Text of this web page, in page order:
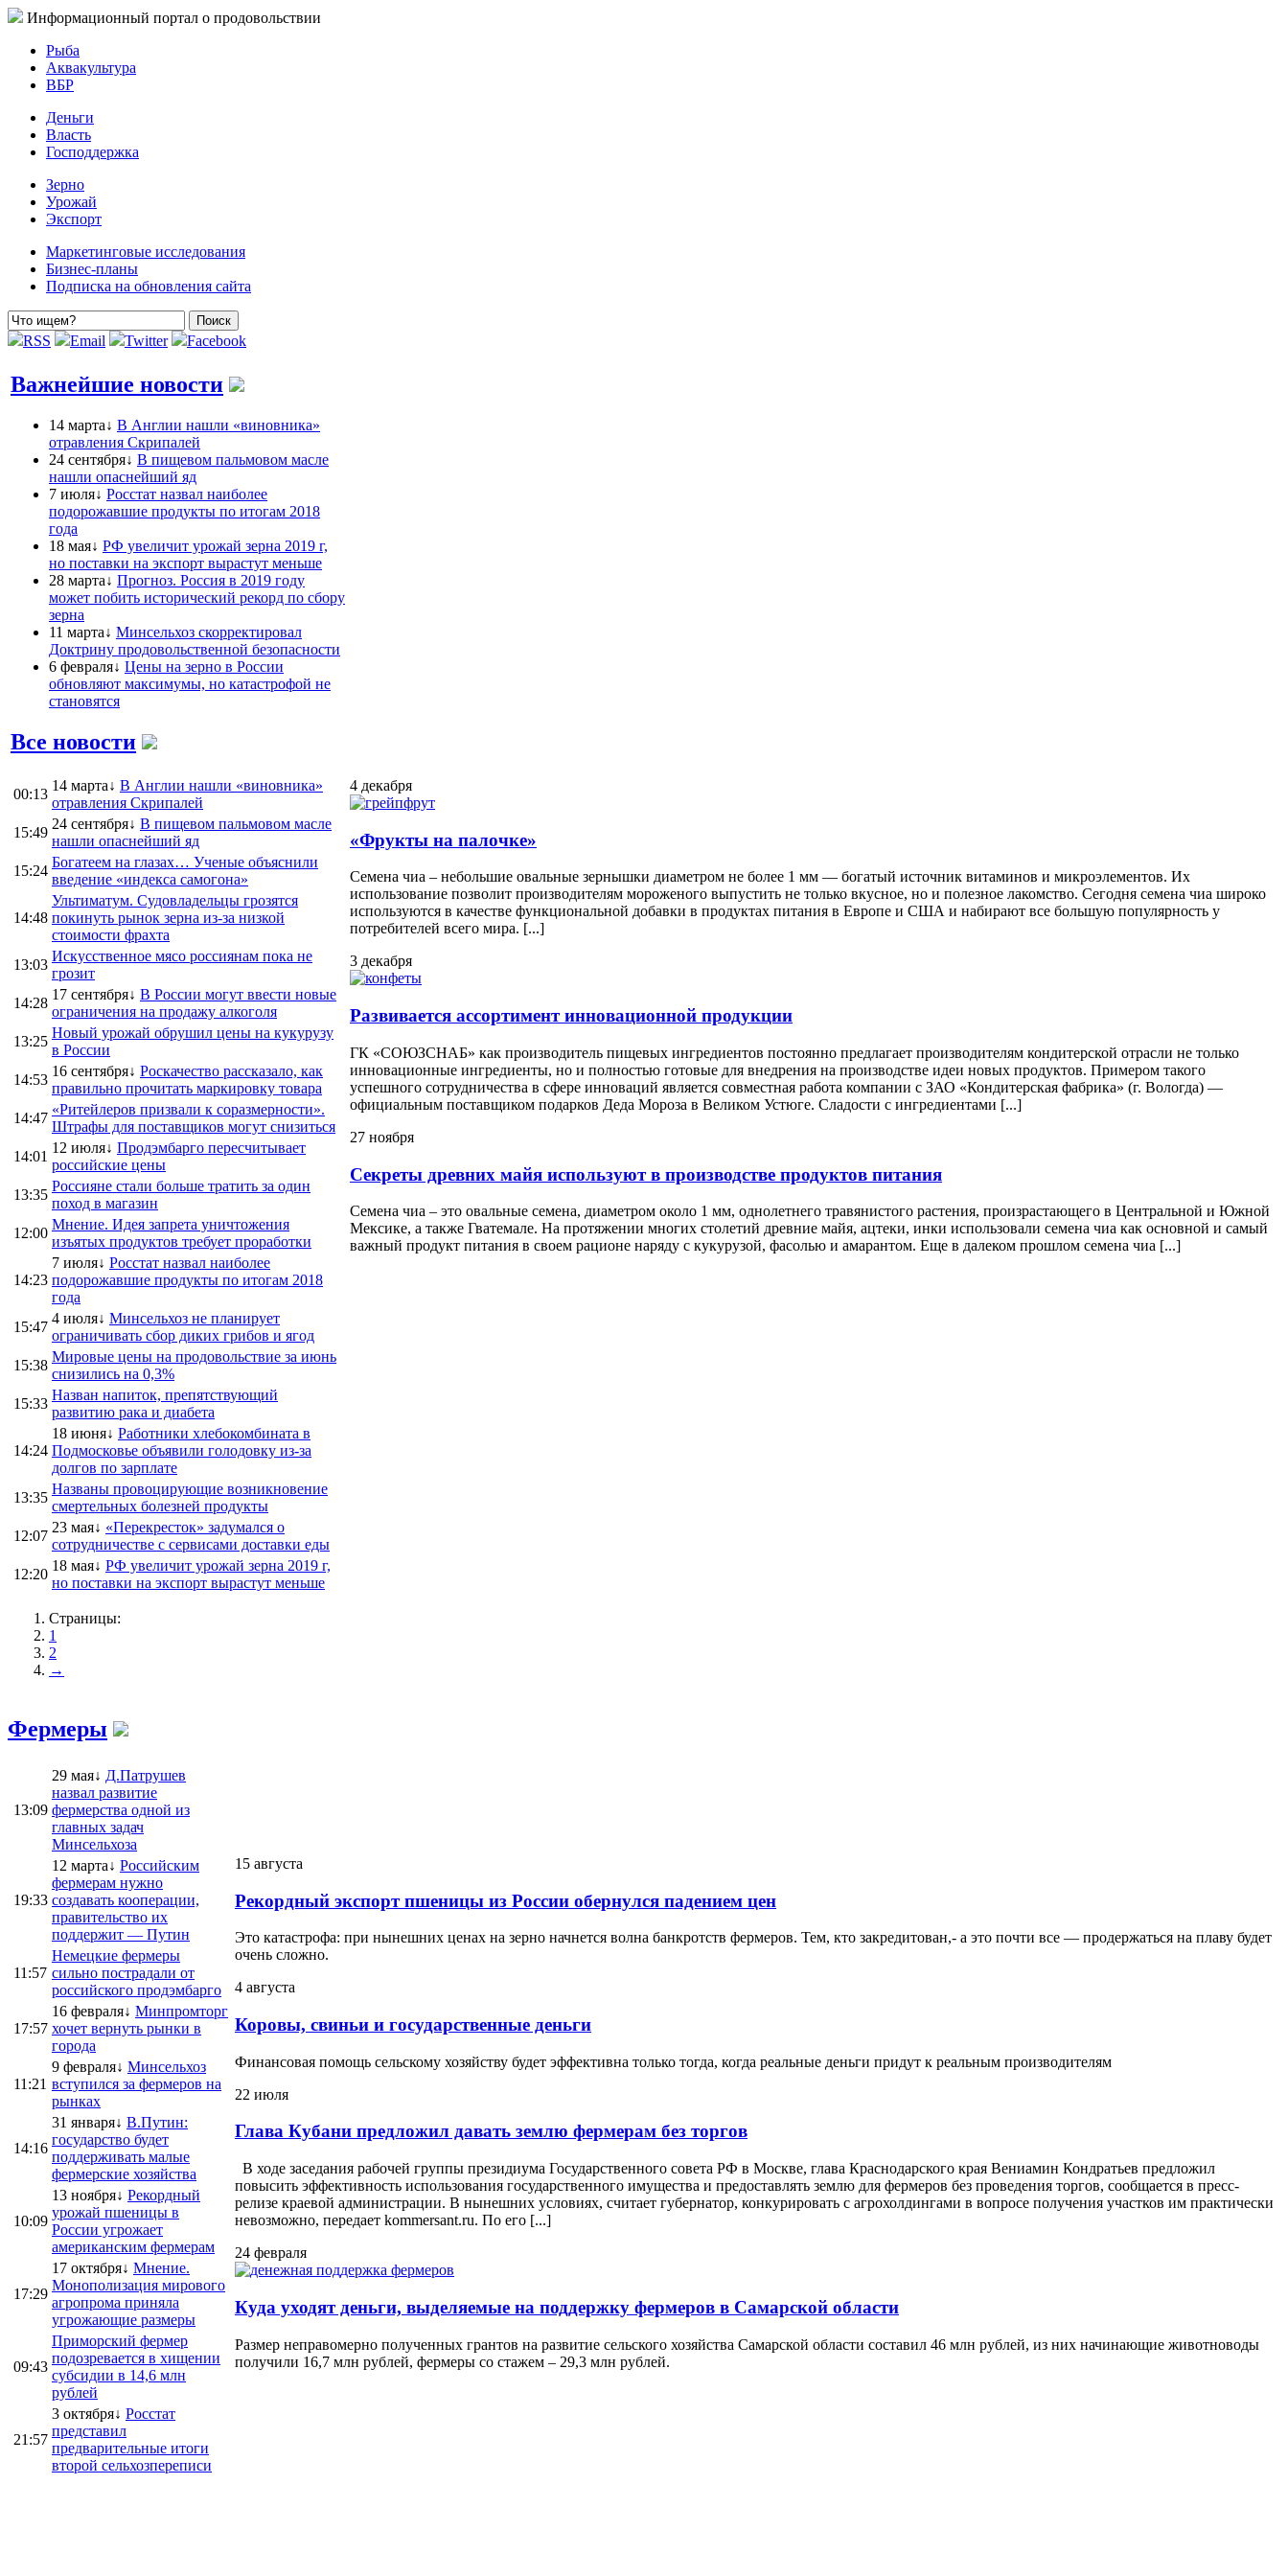
Информационный портал о продовольствии
Рыба
Аквакультура
ВБР
Деньги
Власть
Господдержка
Зерно
Урожай
Экспорт
Маркетинговые исследования
Бизнес-планы
Подписка на обновления сайта
RSS Email Twitter Facebook
Важнейшие новости
14 марта↓ В Англии нашли «виновника»
отравления Скрипалей
24 сентября↓ В пищевом пальмовом масле
нашли опаснейший яд
7 июля↓ Росстат назвал наиболее
подорожавшие продукты по итогам 2018
года
18 мая↓ РФ увеличит урожай зерна 2019 г,
но поставки на экспорт вырастут меньше
28 марта↓ Прогноз. Россия в 2019 году
может побить исторический рекорд по сбору
зерна
11 марта↓ Минсельхоз скорректировал
Доктрину продовольственной безопасности
6 февраля↓ Цены на зерно в России
обновляют максимумы, но катастрофой не
становятся
Все новости
00:13
14 марта↓ В Англии нашли «виновника»
отравления Скрипалей
15:49
24 сентября↓ В пищевом пальмовом масле
нашли опаснейший яд
15:24
Богатеем на глазах… Ученые объяснили
введение «индекса самогона»
14:48
Ультиматум. Судовладельцы грозятся
покинуть рынок зерна из-за низкой
стоимости фрахта
13:03
Искусственное мясо россиянам пока не
грозит
14:28
17 сентября↓ В России могут ввести новые
ограничения на продажу алкоголя
13:25
Новый урожай обрушил цены на кукурузу
в России
14:53
16 сентября↓ Роскачество рассказало, как
правильно прочитать маркировку товара
14:47
«Ритейлеров призвали к соразмерности».
Штрафы для поставщиков могут снизиться
14:01
12 июля↓ Продэмбарго пересчитывает
российские цены
13:35
Россияне стали больше тратить за один
поход в магазин
12:00
Мнение. Идея запрета уничтожения
изъятых продуктов требует проработки
14:23
7 июля↓ Росстат назвал наиболее
подорожавшие продукты по итогам 2018
года
15:47
4 июля↓ Минсельхоз не планирует
ограничивать сбор диких грибов и ягод
15:38
Мировые цены на продовольствие за июнь
снизились на 0,3%
15:33
Назван напиток, препятствующий
развитию рака и диабета
14:24
18 июня↓ Работники хлебокомбината в
Подмосковье объявили голодовку из-за
долгов по зарплате
13:35
Названы провоцирующие возникновение
смертельных болезней продукты
12:07
23 мая↓ «Перекресток» задумался о
сотрудничестве с сервисами доставки еды
12:20
18 мая↓ РФ увеличит урожай зерна 2019 г,
но поставки на экспорт вырастут меньше
Страницы:
1
2
→
4 декабря
«Фрукты на палочке»
Семена чиа – небольшие овальные зернышки диаметром не более 1 мм — богатый источник витаминов и микроэлементов. Их
использование позволит производителям мороженого выпустить не только вкусное, но и полезное лакомство. Сегодня семена чиа широко
используются в качестве функциональной добавки в продуктах питания в Европе и США и набирают все большую популярность у
потребителей всего мира. [...]
3 декабря
Развивается ассортимент инновационной продукции
ГК «СОЮЗСНАБ» как производитель пищевых ингредиентов постоянно предлагает производителям кондитерской отрасли не только
инновационные ингредиенты, но и полностью готовые для внедрения на производстве идеи новых продуктов. Примером такого
успешного сотрудничества в сфере инноваций является совместная работа компании с ЗАО «Кондитерская фабрика» (г. Вологда) —
официальным поставщиком подарков Деда Мороза в Великом Устюге. Сладости с ингредиентами [...]
27 ноября
Секреты древних майя используют в производстве продуктов питания
Семена чиа – это овальные семена, диаметром около 1 мм, однолетнего травянистого растения, произрастающего в Центральной и Южной
Мексике, а также Гватемале. На протяжении многих столетий древние майя, ацтеки, инки использовали семена чиа как основной и самый
важный продукт питания в своем рационе наряду с кукурузой, фасолью и амарантом. Еще в далеком прошлом семена чиа [...]
Фермеры
13:09
29 мая↓ Д.Патрушев
назвал развитие
фермерства одной из
главных задач
Минсельхоза
19:33
12 марта↓ Российским
фермерам нужно
создавать кооперации,
правительство их
поддержит — Путин
11:57
Немецкие фермеры
сильно пострадали от
российского продэмбарго
17:57
16 февраля↓ Минпромторг
хочет вернуть рынки в
города
11:21
9 февраля↓ Минсельхоз
вступился за фермеров на
рынках
14:16
31 января↓ В.Путин:
государство будет
поддерживать малые
фермерские хозяйства
10:09
13 ноября↓ Рекордный
урожай пшеницы в
России угрожает
американским фермерам
17:29
17 октября↓ Мнение.
Монополизация мирового
агропрома приняла
угрожающие размеры
09:43
Приморский фермер
подозревается в хищении
субсидии в 14,6 млн
рублей
21:57
3 октября↓ Росстат
представил
предварительные итоги
второй сельхозпереписи
15 августа
Рекордный экспорт пшеницы из России обернулся падением цен
Это катастрофа: при нынешних ценах на зерно начнется волна банкротств фермеров. Тем, кто закредитован,- а это почти все — продержаться на плаву будет
очень сложно.
4 августа
Коровы, свиньи и государственные деньги
Финансовая помощь сельскому хозяйству будет эффективна только тогда, когда реальные деньги придут к реальным производителям
22 июля
Глава Кубани предложил давать землю фермерам без торгов
В ходе заседания рабочей группы президиума Государственного совета РФ в Москве, глава Краснодарского края Вениамин Кондратьев предложил
повысить эффективность использования государственного имущества и предоставлять землю для фермеров без проведения торгов, сообщается в пресс-
релизе краевой администрации. В нынешних условиях, считает губернатор, конкурировать с агрохолдингами в вопросе получения участков им практически
невозможно, передает kommersant.ru. По его [...]
24 февраля
Куда уходят деньги, выделяемые на поддержку фермеров в Самарской области
Размер неправомерно полученных грантов на развитие сельского хозяйства Самарской области составил 46 млн рублей, из них начинающие животноводы
получили 16,7 млн рублей, фермеры со стажем – 29,3 млн рублей.